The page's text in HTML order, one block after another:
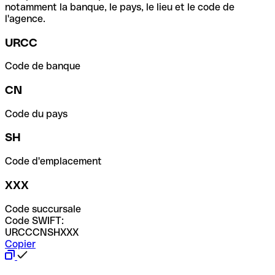
notamment la banque, le pays, le lieu et le code de
l'agence.
URCC
Code de banque
CN
Code du pays
SH
Code d'emplacement
XXX
Code succursale
Code SWIFT:
URCCCNSHXXX
Copier